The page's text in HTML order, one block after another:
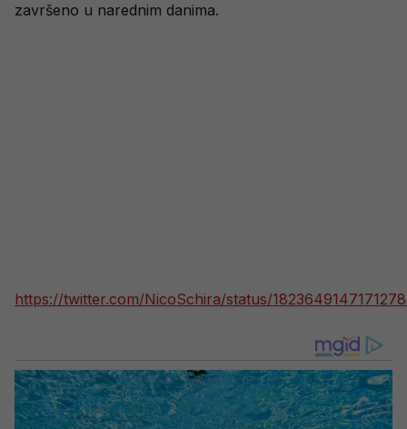
završeno u narednim danima.
https://twitter.com/NicoSchira/status/